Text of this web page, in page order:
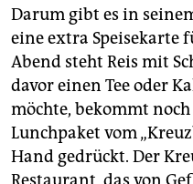
Darum gibt es in
eine extra Speisekarte
Abend steht Reis mit
davor einen Tee oder
möchte, bekommt
Lunchpaket vom
Hand gedrückt. Der